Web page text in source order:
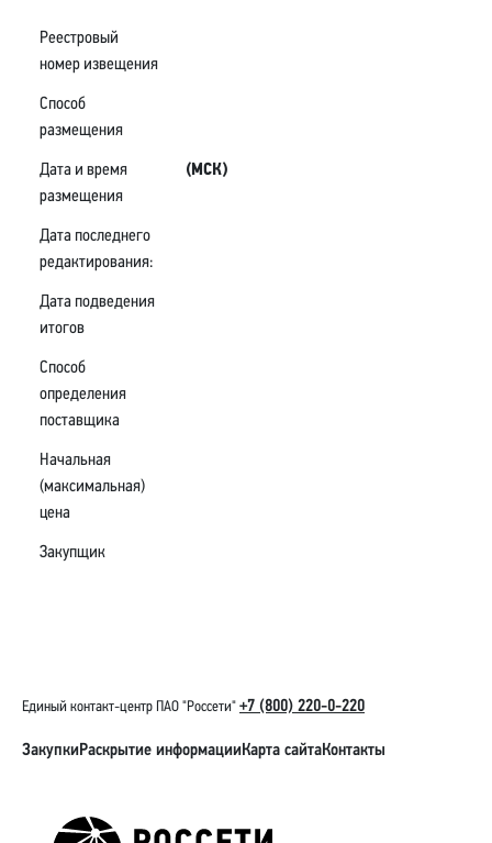
Реестровый
номер извещения
Способ
размещения
Дата и время
размещения
(МСК)
Дата последнего
редактирования:
Дата подведения
итогов
Способ
определения
поставщика
Начальная
(максимальная)
цена
Закупщик
Единый контакт-центр ПАО "Россети" +7 (800) 220-0-220
ЗакупкиРаскрытие информацииКарта сайтаКонтакты